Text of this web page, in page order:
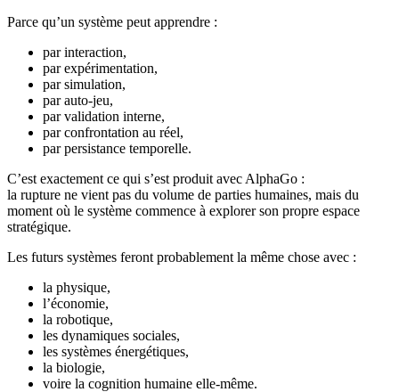
Parce qu’un système peut apprendre :
par interaction,
par expérimentation,
par simulation,
par auto-jeu,
par validation interne,
par confrontation au réel,
par persistance temporelle.
C’est exactement ce qui s’est produit avec AlphaGo :
la rupture ne vient pas du volume de parties humaines, mais du
moment où le système commence à explorer son propre espace
stratégique.
Les futurs systèmes feront probablement la même chose avec :
la physique,
l’économie,
la robotique,
les dynamiques sociales,
les systèmes énergétiques,
la biologie,
voire la cognition humaine elle-même.